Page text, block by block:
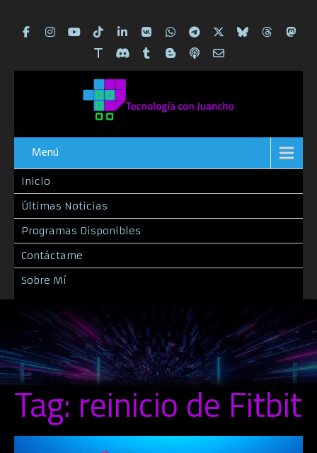
Menú
Inicio
Últimas Noticias
Programas Disponibles
Contáctame
Sobre Mí
Tag: reinicio de Fitbit